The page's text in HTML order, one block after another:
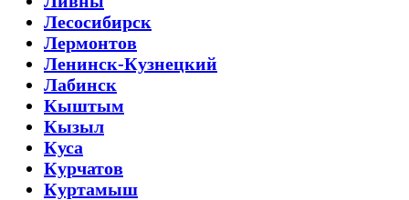
Лесосибирск
Лермонтов
Ленинск-Кузнецкий
Лабинск
Кыштым
Кызыл
Куса
Курчатов
Куртамыш